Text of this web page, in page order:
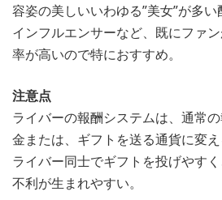
容姿の美しいいわゆる”美女”が多い
インフルエンサーなど、既にファ
率が高いので特におすすめ。
注意点
ライバーの報酬システムは、通常
金または、ギフトを送る通貨に変え
ライバー同士でギフトを投げやすく
不利が生まれやすい。